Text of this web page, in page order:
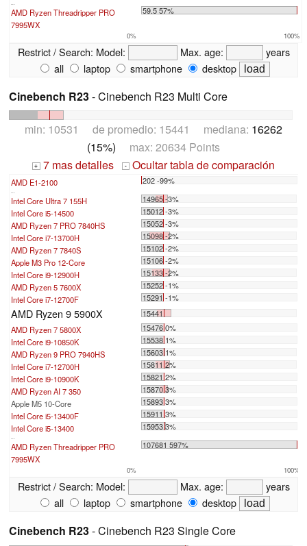
AMD Ryzen Threadripper PRO
7995WX
59.5 57%
0% 100%
Restrict / Search: Model: Max. age:
years
all
laptop smartphone desktop
Cinebench R23- Cinebench R23 Multi Core
min: 10531 de promedio: 15441 mediana: 16262
(15%) max: 20634 Points
+ 7 mas detalles - Ocultar tabla de comparación
AMD E1-2100 202 -99%
...
Intel Core Ultra 7 155H
14965 -3%
Intel Core i5-14500
15012 -3%
AMD Ryzen 7 PRO 7840HS
15052 -3%
Intel Core i7-13700H
15098 -2%
AMD Ryzen 7 7840S
15102 -2%
Apple M3 Pro 12-Core
15106 -2%
Intel Core i9-12900H
15133 -2%
AMD Ryzen 5 7600X
15252 -1%
Intel Core i7-12700F
15291 -1%
AMD Ryzen 9 5900X
15441
AMD Ryzen 7 5800X
15476 0%
Intel Core i9-10850K
15538 1%
AMD Ryzen 9 PRO 7940HS
15603 1%
Intel Core i7-12700H
15811 2%
Intel Core i9-10900K
15821 2%
AMD Ryzen AI 7 350
15870 3%
Apple M5 10-Core
15893 3%
Intel Core i5-13400F
15911 3%
Intel Core i5-13400
15953 3%
...
AMD Ryzen Threadripper PRO
7995WX
107681 597%
0% 100%
Restrict / Search: Model: Max. age:
years
all
laptop smartphone desktop
Cinebench R23- Cinebench R23 Single Core